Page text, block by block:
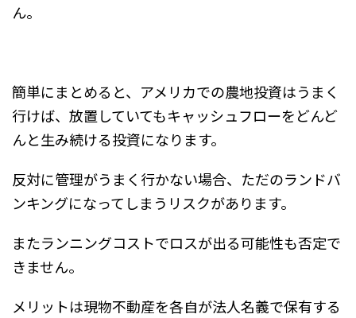
ん。
簡単にまとめると、アメリカでの農地投資はうまく
行けば、放置していてもキャッシュフローをどんど
んと生み続ける投資になります。
反対に管理がうまく行かない場合、ただのランドバ
ンキングになってしまうリスクがあります。
またランニングコストでロスが出る可能性も否定で
きません。
メリットは現物不動産を各自が法人名義で保有する